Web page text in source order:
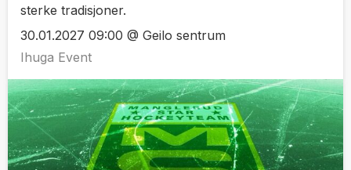
sterke tradisjoner.
30.01.2027 09:00 @ Geilo sentrum
Ihuga Event